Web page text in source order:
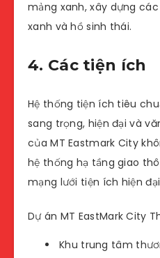
mảng xanh, xây dựng
xanh và hồ sinh thái.
4. Các tiện ích
Hệ thống tiện ích tiêu
sang trọng, hiện đại và
của MT Eastmark City
hệ thống hạ tầng giao
mạng lưới tiện ích hiện
Dự án MT EastMark City
Khu trung tâm